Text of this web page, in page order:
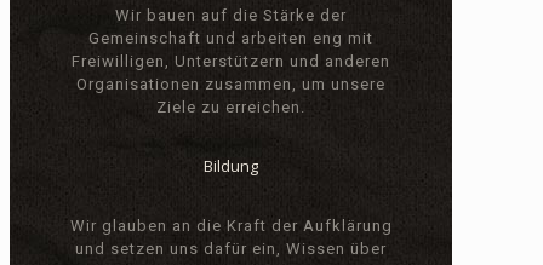
Wir bauen auf die Stärke der
Gemeinschaft und arbeiten eng mit
Freiwilligen, Unterstützern und anderen
Organisationen zusammen, um unsere
Ziele zu erreichen.
Bildung
Wir glauben an die Kraft der Aufklärung
und setzen uns dafür ein, Wissen über